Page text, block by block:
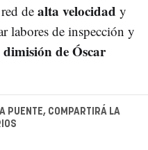
dealta velocidad y
labores de inspección y
dimisión de Óscar
PUENTE, COMPARTIRÁ LA